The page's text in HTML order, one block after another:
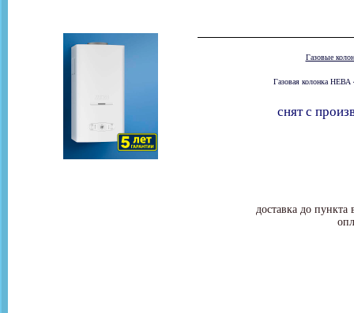
Газовые
Газовая колонка НЕВА
доставка до
снят с